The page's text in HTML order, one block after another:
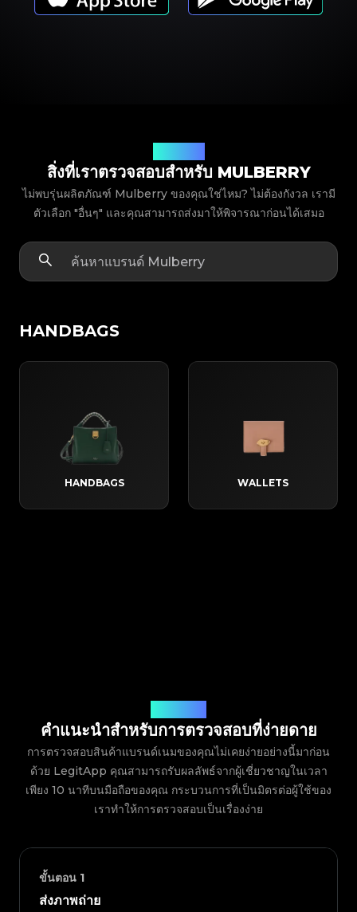
สิ่งที่เราตรวจสอบสำหรับ MULBERRY
ไม่พบรุ่นผลิตภัณฑ์ Mulberry ของคุณใช่ไหม? ไม่ต้องกังวล เรามี
ตัวเลือก "อื่นๆ" และคุณสามารถส่งมาให้พิจารณาก่อนได้เสมอ
HANDBAGS
HANDBAGS WALLETS
คำแนะนำสำหรับการตรวจสอบที่ง่ายดาย
การตรวจสอบสินค้าแบรนด์เนมของคุณไม่เคยง่ายอย่างนี้มาก่อน
ด้วย LegitApp คุณสามารถรับผลลัพธ์จากผู้เชี่ยวชาญในเวลา
เพียง 10 นาทีบนมือถือของคุณ กระบวนการที่เป็นมิตรต่อผู้ใช้ของ
เราทำให้การตรวจสอบเป็นเรื่องง่าย
ขั้นตอน 1
ส่งภาพถ่าย